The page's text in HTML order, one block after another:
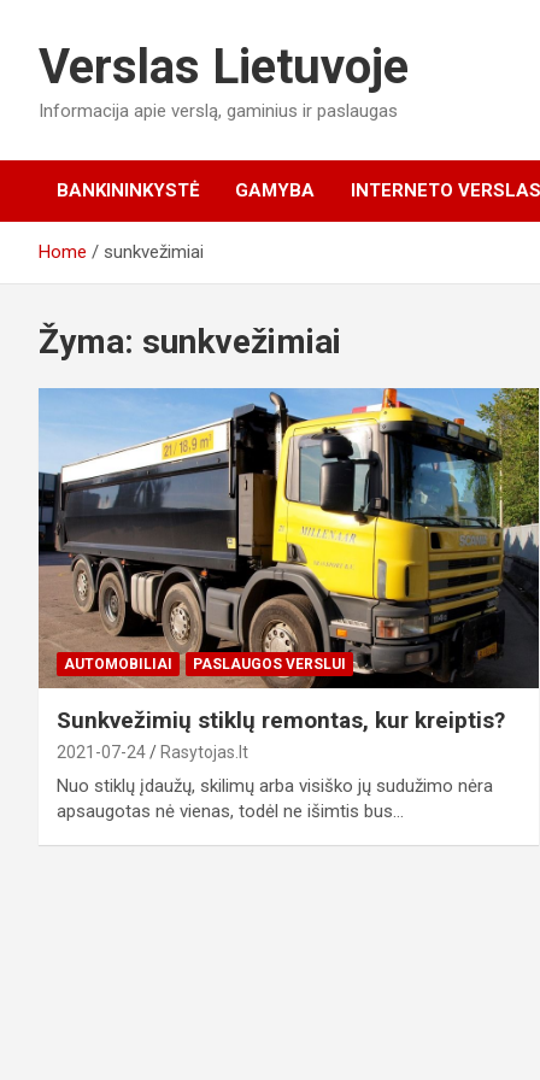
contentVerslas Lietuvoje
Informacija apie verslą, gaminius ir paslaugas
BANKININKYSTĖ GAMYBA INTERNETO VERSLAS
Home sunkvežimiai
Žyma: sunkvežimiai
AUTOMOBILIAI PASLAUGOS VERSLUI
Sunkvežimių stiklų remontas, kur kreiptis?
2021-07-24 Rasytojas.lt
Nuo stiklų įdaužų, skilimų arba visiško jų sudužimo nėra
apsaugotas nė vienas, todėl ne išimtis bus…